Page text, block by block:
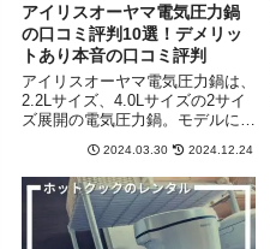
アイリスオーヤマ電気圧力鍋
の口コミ評判10選！デメリッ
トあり本音の口コミ評判
アイリスオーヤマ電気圧力鍋は、
2.2Lサイズ、4.0Lサイズの2サイ
ズ展開の電気圧力鍋。モデルによ
って、6～90の自動メニューに対
応しています。大き目のディスプ
レイとダイヤル操作で操作感は良
好。当ブログ家電ログでは、悪い
口コミ評判ありのレビューをお伝
えします。
2024.03.30 2024.12.24